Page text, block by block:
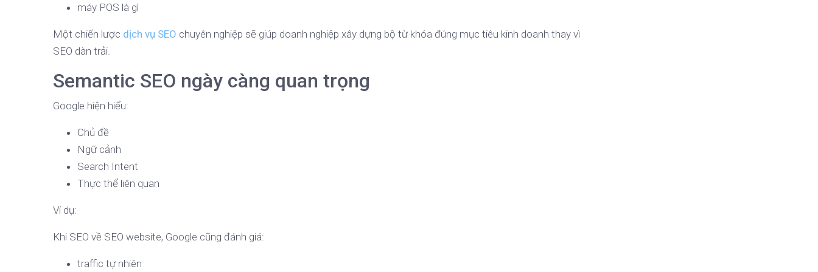
máy POS là gì
Một chiến lược dịch vụ SEO chuyên nghiệp sẽ giúp doanh nghiệp xây dựng bộ từ khóa đúng mục tiêu kinh doanh thay vì
SEO dàn trải.
Semantic SEO ngày càng quan trọng
Google hiện hiểu:
Chủ đề
Ngữ cảnh
Search Intent
Thực thể liên quan
Ví dụ:
Khi SEO về SEO website, Google cũng đánh giá:
traffic tự nhiên